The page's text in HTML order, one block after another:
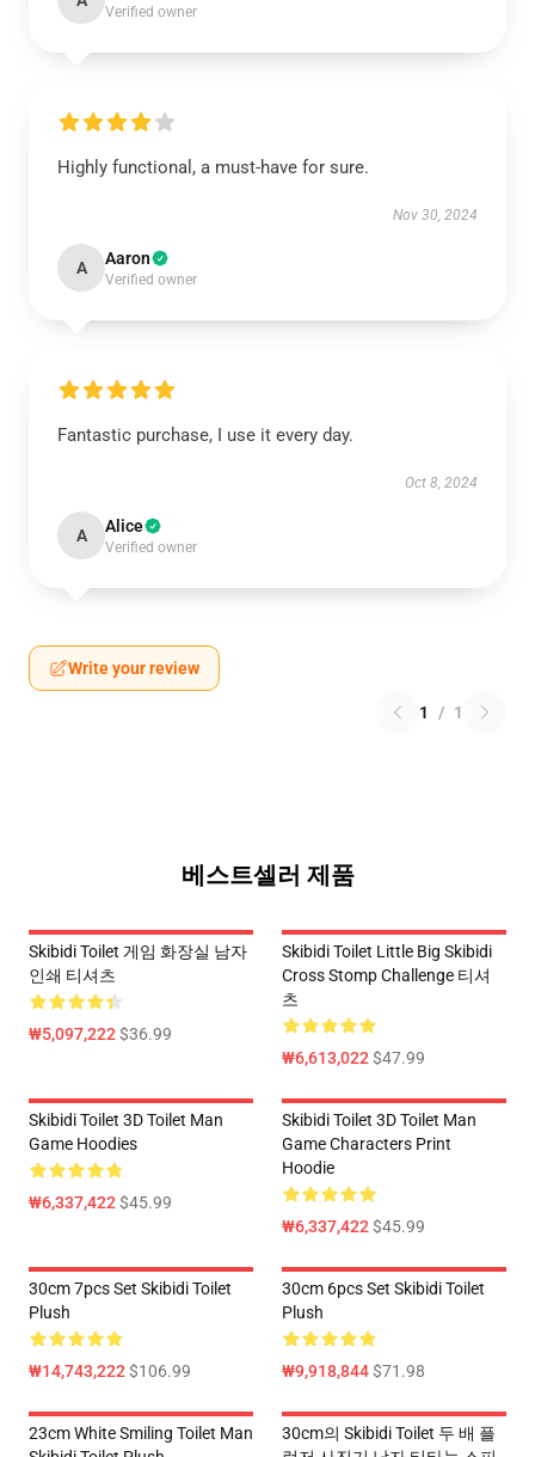
Verified owner
Highly functional, a must-have for sure.
Nov 30, 2024
A Aaron
Verified owner
Fantastic purchase, I use it every day.
Oct 8, 2024
A Alice
Verified owner
Write your review
1 / 1
베스트셀러 제품
Skibidi Toilet 게임 화장실 남자
인쇄 티셔츠
₩5,097,222$36.99
Skibidi Toilet Little Big Skibidi
Cross Stomp Challenge 티셔
츠
₩6,613,022$47.99
Skibidi Toilet 3D Toilet Man
Game Hoodies
₩6,337,422$45.99
Skibidi Toilet 3D Toilet Man
Game Characters Print
Hoodie
₩6,337,422$45.99
30cm 7pcs Set Skibidi Toilet
Plush
₩14,743,222$106.99
30cm 6pcs Set Skibidi Toilet
Plush
₩9,918,844$71.98
23cm White Smiling Toilet Man
30cm의 Skibidi Toilet 두 배 플